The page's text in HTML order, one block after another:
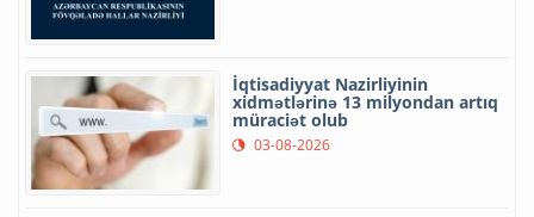
İqtisadiyyat Nazirliyinin
xidmətlərinə 13 milyondan artıq
müraciət olub
03-08-2026